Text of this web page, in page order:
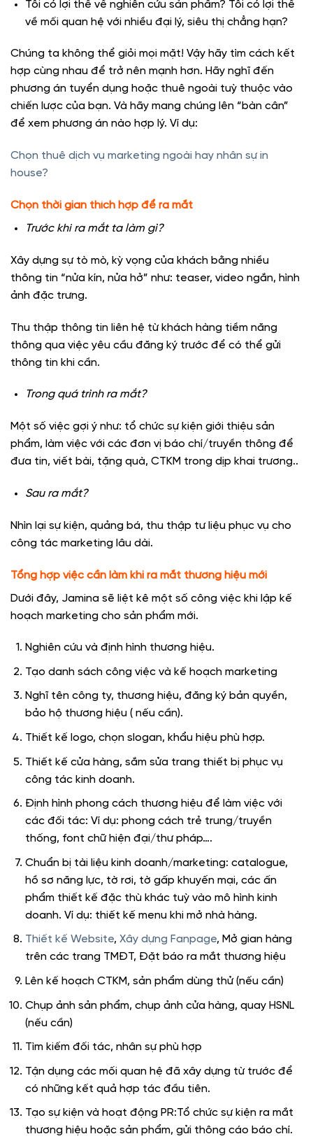
Tôi có lợi thế về nghiên cứu sản phẩm? Tôi có lợi thế
về mối quan hệ với nhiều đại lý, siêu thị chẳng hạn?
Chúng ta không thể giỏi mọi mặt! Vậy hãy tìm cách kết
hợp cùng nhau để trở nên mạnh hơn. Hãy nghĩ đến
phương án tuyển dụng hoặc thuê ngoài tuỳ thuộc vào
chiến lược của bạn. Và hãy mang chúng lên “bàn cân”
để xem phương án nào hợp lý. Ví dụ:
Chọn thuê dịch vụ marketing ngoài hay nhân sự in
house?
Chọn thời gian thích hợp để ra mắt
Trước khi ra mắt ta làm gì?
Xây dựng sự tò mò, kỳ vọng của khách bằng nhiều
thông tin “nửa kín, nửa hở” như: teaser, video ngắn, hình
ảnh đặc trưng.
Thu thập thông tin liên hệ từ khách hàng tiềm năng
thông qua việc yêu cầu đăng ký trước để có thể gửi
thông tin khi cần.
Trong quá trình ra mắt?
Một số việc gợi ý như: tổ chức sự kiện giới thiệu sản
phẩm, làm việc với các đơn vị báo chí/truyền thông để
đưa tin, viết bài, tặng quà, CTKM trong dịp khai trương..
Sau ra mắt?
Nhìn lại sự kiện, quảng bá, thu thập tư liệu phục vụ cho
công tác marketing lâu dài.
Tổng hợp việc cần làm khi ra mắt thương hiệu mới
Dưới đây, Jamina sẽ liệt kê một số công việc khi lập kế
hoạch marketing cho sản phẩm mới.
Nghiên cứu và định hình thương hiệu.
Tạo danh sách công việc và kế hoạch marketing
Nghĩ tên công ty, thương hiệu, đăng ký bản quyền,
bảo hộ thương hiệu ( nếu cần).
Thiết kế logo, chọn slogan, khẩu hiệu phù hợp.
Thiết kế cửa hàng, sắm sửa trang thiết bị phục vụ
công tác kinh doanh.
Định hình phong cách thương hiệu để làm việc với
các đối tác: Ví dụ: phong cách trẻ trung/truyền
thống, font chữ hiện đại/thư pháp….
Chuẩn bị tài liệu kinh doanh/marketing: catalogue,
hồ sơ năng lực, tờ rơi, tờ gấp khuyến mại, các ấn
phẩm thiết kế đặc thù khác tuỳ vào mô hình kinh
doanh. Ví dụ: thiết kế menu khi mở nhà hàng.
Thiết kế Website, Xây dựng Fanpage, Mở gian hàng
trên các trang TMĐT, Đặt báo ra mắt thương hiệu
Lên kế hoạch CTKM, sản phẩm dùng thử (nếu cần)
Chụp ảnh sản phẩm, chụp ảnh cửa hàng, quay HSNL
(nếu cần)
Tìm kiếm đối tác, nhân sự phù hợp
Tận dụng các mối quan hệ đã xây dựng từ trước để
có những kết quả hợp tác đầu tiên.
Tạo sự kiện và hoạt động PR:Tổ chức sự kiện ra mắt
thương hiệu hoặc sản phẩm, gửi thông cáo báo chí.